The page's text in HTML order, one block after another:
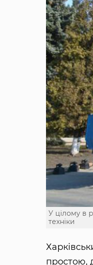
У цілому в
техніки
простою,